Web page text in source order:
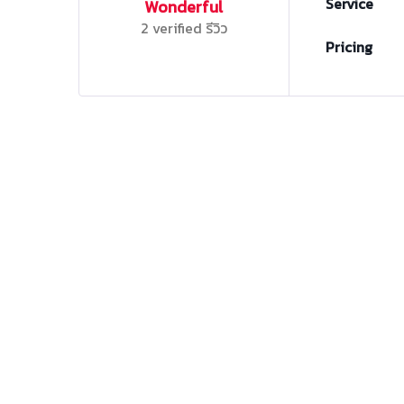
Wonderful
2 verified รีวิว
Pricing